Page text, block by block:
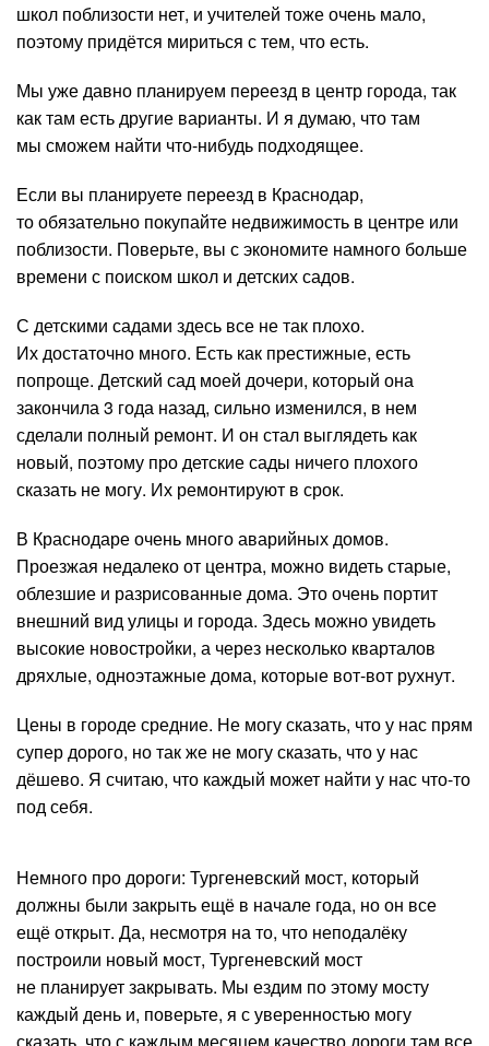
школ поблизости нет, и учителей тоже очень мало,
поэтому придётся мириться с тем, что есть.
Мы уже давно планируем переезд в центр города, так
как там есть другие варианты. И я думаю, что там
мы сможем найти что-нибудь подходящее.
Если вы планируете переезд в Краснодар,
то обязательно покупайте недвижимость в центре или
поблизости. Поверьте, вы с экономите намного больше
времени с поиском школ и детских садов.
С детскими садами здесь все не так плохо.
Их достаточно много. Есть как престижные, есть
попроще. Детский сад моей дочери, который она
закончила 3 года назад, сильно изменился, в нем
сделали полный ремонт. И он стал выглядеть как
новый, поэтому про детские сады ничего плохого
сказать не могу. Их ремонтируют в срок.
В Краснодаре очень много аварийных домов.
Проезжая недалеко от центра, можно видеть старые,
облезшие и разрисованные дома. Это очень портит
внешний вид улицы и города. Здесь можно увидеть
высокие новостройки, а через несколько кварталов
дряхлые, одноэтажные дома, которые вот-вот рухнут.
Цены в городе средние. Не могу сказать, что у нас прям
супер дорого, но так же не могу сказать, что у нас
дёшево. Я считаю, что каждый может найти у нас что-то
под себя.
Немного про дороги: Тургеневский мост, который
должны были закрыть ещё в начале года, но он все
ещё открыт. Да, несмотря на то, что неподалёку
построили новый мост, Тургеневский мост
не планирует закрывать. Мы ездим по этому мосту
каждый день и, поверьте, я с уверенностью могу